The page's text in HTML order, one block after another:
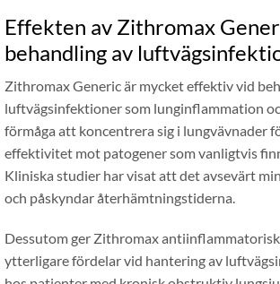
Effekten av Zithromax
behandling av
Zithromax Generic är mycket effektiv vid
luftvägsinfektioner som lunginflammation
förmåga att koncentrera sig i lungvävnader
effektivitet mot patogener som vanligtvis
Kliniska studier har visat att det avsevärt
och påskyndar återhämtningstiderna.
Dessutom ger Zithromax
ytterligare fördelar vid hantering av